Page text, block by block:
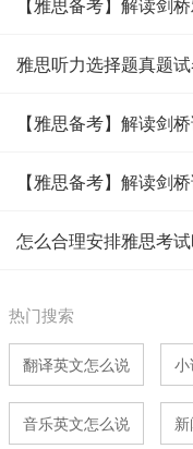
雅思听力选择题真题
【雅思备考】解读剑
【雅思备考】解读剑
怎么合理安排雅思考
热门搜索
翻译英文怎么说
音乐英文怎么说